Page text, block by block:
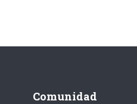
Comunidad